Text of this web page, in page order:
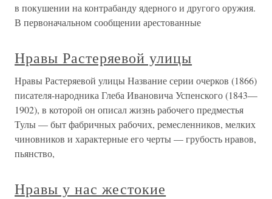
в покушении на контрабанду ядерного и другого оружия.
В первоначальном сообщении арестованные
Нравы Растеряевой улицы
Нравы Растеряевой улицы Название серии очерков (1866)
писателя-народника Глеба Ивановича Успенского (1843—
1902), в которой он описал жизнь рабочего предместья
Тулы — быт фабричных рабочих, ремесленников, мелких
чиновников и характерные его черты — грубость нравов,
пьянство,
Нравы у нас жестокие